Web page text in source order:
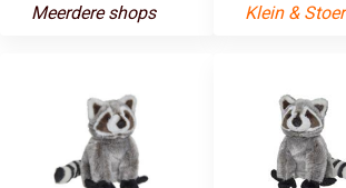
Meerdere shops
Klein & Stoer